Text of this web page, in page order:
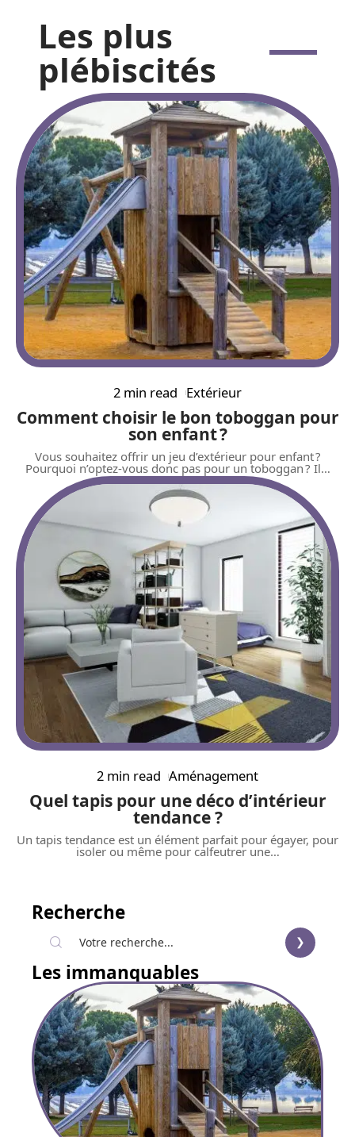
Les plus
plébiscités
2 min read Extérieur
Comment choisir le bon toboggan pour
son enfant ?
Vous souhaitez offrir un jeu d’extérieur pour enfant ?
Pourquoi n’optez-vous donc pas pour un toboggan ? Il…
2 min read Aménagement
Quel tapis pour une déco d’intérieur
tendance ?
Un tapis tendance est un élément parfait pour égayer, pour
isoler ou même pour calfeutrer une…
Recherche
Les immanquables